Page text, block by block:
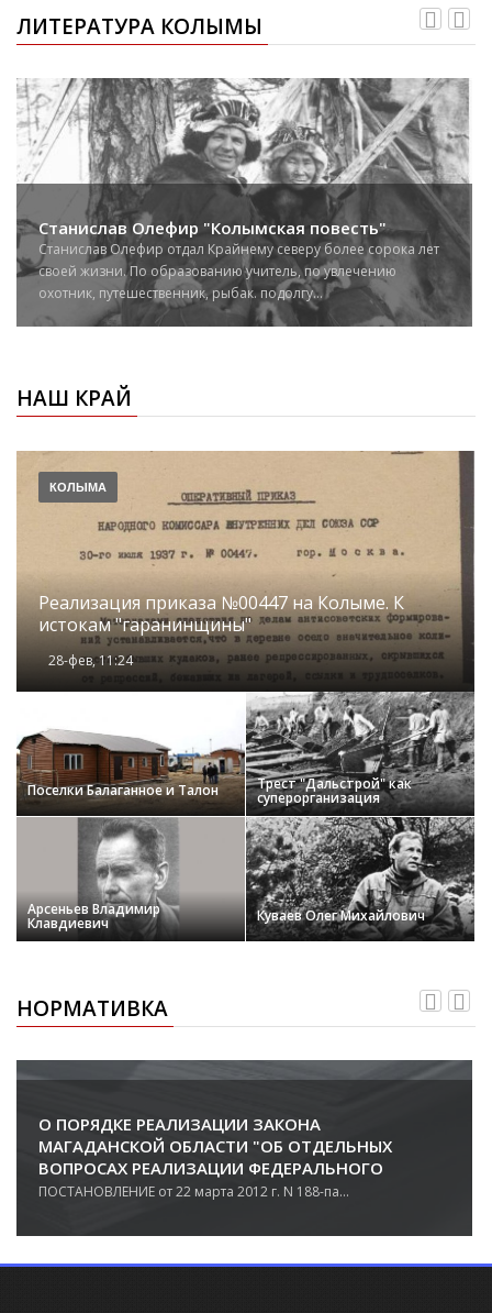
ЛИТЕРАТУРА КОЛЫМЫ
Станислав Олефир "Колымская повесть"
Станислав Олефир отдал Крайнему северу более сорока лет
своей жизни. По образованию учитель, по увлечению
охотник, путешественник, рыбак. подолгу...
НАШ КРАЙ
КОЛЫМА
Реализация приказа №00447 на Колыме. К
истокам "гаранинщины"
28-фев, 11:24
Поселки Балаганное и Талон Трест "Дальстрой" как
суперорганизация
Арсеньев Владимир
Клавдиевич Куваев Олег Михайлович
НОРМАТИВКА
О ПОРЯДКЕ РЕАЛИЗАЦИИ ЗАКОНА
МАГАДАНСКОЙ ОБЛАСТИ "ОБ ОТДЕЛЬНЫХ
ВОПРОСАХ РЕАЛИЗАЦИИ ФЕДЕРАЛЬНОГО
ЗАКОНА "О ЖИЛИЩНЫХ СУБСИДИЯХ
КРАЙНЕГО СЕВЕРА И ПРИРАВНЕННЫХ К НИМ
ПОСТАНОВЛЕНИЕ от 22 марта 2012 г. N 188-па...